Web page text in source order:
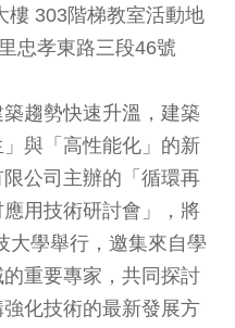
樓 303階梯教室活動地
忠孝東路三段46號
趨勢快速升溫，建築
與「高性能化」的新
公司主辦的「循環再
用技術研討會」，將
大學舉行，邀集來自學
重要專家，共同探討
化技術的最新發展方